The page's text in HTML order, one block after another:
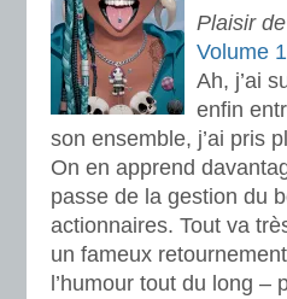
Plaisir
Volume 1
Ah, j’ai
enfin
son ensemble, j’ai pris
On en apprend
passe de la gestion du
actionnaires. Tout va
un fameux
l’humour tout du long